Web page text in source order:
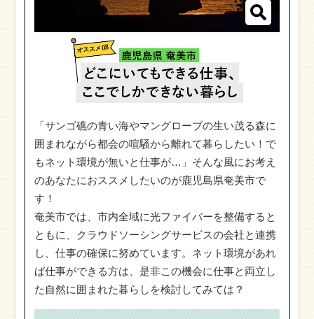
「サンゴ礁の青い海やマングローブの生い茂る森に
囲まれながら都会の喧騒から離れて暮らしたい！で
もネット環境が無いと仕事が…」そんな風にお考え
のあなたにおススメしたいのが鹿児島県奄美市で
す！
奄美市では、市内全域に光ファイバーを整備すると
ともに、クラウドソーシングサービスの会社と連携
し、仕事の確保に努めています。ネット環境があれ
ば仕事ができる方は、是非この機会に仕事と両立し
た自然に囲まれた暮らしを検討してみては？